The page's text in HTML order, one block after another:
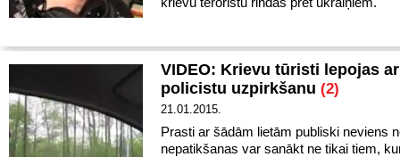
VIDEO: Krievu tūristi lepojas
policistu uzpirkšanu (2)
21.01.2015.
Prasti ar šādām lietām publiski neviens
nepatikšanas var sanākt ne tikai tiem,